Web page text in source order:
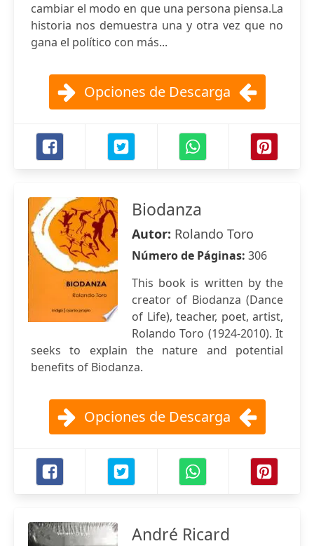
cambiar el modo en que una persona piensa.La
historia nos demuestra una y otra vez que no
gana el político con más...
Opciones de Descarga
Biodanza
Autor: Rolando Toro
Número de Páginas: 306
This book is written by the
creator of Biodanza (Dance
of Life), teacher, poet, artist,
Rolando Toro (1924-2010). It
seeks to explain the nature and potential
benefits of Biodanza.
Opciones de Descarga
André Ricard